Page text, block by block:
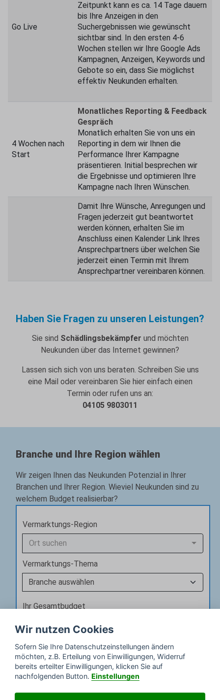
Go Live
Zeitpunkt kann es ca. 14 Tage dauern
bis Ihre Anzeigen in den
Suchergebnissen wie gewünscht
sichtbar sind. In den ersten 4-6
Wochen stellen wir Ihre Google Ads
Kampagnen, Anzeigen, Keywords und
Gebote so ein, dass Sie möglichst
effektiv Neukunden erhalten.
4 Wochen nach
Start
Monatliches Reporting & Feedback
Gespräch
Monatlich erhalten Sie von uns ein
Reporting in dem wir Ihnen die
Performance Ihrer Kampagne
präsentieren. Initial besprechen wir
die Ergebnisse und optimieren Ihre
Kampagne nach Ihren Wünschen.
Damit Ihre Wünsche, Anregungen und
Fragen jederzeit gut beantwortet
werden können, erhalten Sie im
Anschluss einen Kalender Link Ihres
Ansprechpartners über welchen Sie
jederzeit einen Termin mit Ihrem
Ansprechpartner vereinbaren können.
Haben Sie Fragen zu unseren Leistungen?
Sie sind Schädlingsbekämpfer und möchten
Neukunden über das Internet gewinnen?
Lassen sich sich von uns beraten. Schreiben Sie uns
eine Mail oder vereinbaren Sie hier einfach einen
Termin oder rufen uns an:
04105 9803011
Branche und Ihre Region wählen
Wir zeigen Ihnen das Neukunden Potenzial in Ihrer
Branchen und Ihrer Region. Wieviel Neukunden sind zu
welchem Budget realisierbar?
Vermarktungs-Region
Ort suchen
Vermarktungs-Thema
Ihr Gesamtbudget
Kosten berechnen
Wir nutzen Cookies
Sofern Sie Ihre Datenschutzeinstellungen ändern
möchten, z.B. Erteilung von Einwilligungen, Widerruf
bereits erteilter Einwilligungen, klicken Sie auf
nachfolgenden Button. Einstellungen